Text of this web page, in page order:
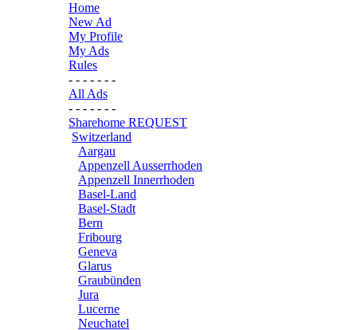
Home
New Ad
My Profile
My Ads
Rules
- - - - - - -
All Ads
- - - - - - -
Sharehome REQUEST
Switzerland
Aargau
Appenzell Ausserrhoden
Appenzell Innerrhoden
Basel-Land
Basel-Stadt
Bern
Fribourg
Geneva
Glarus
Graubünden
Jura
Lucerne
Neuchatel